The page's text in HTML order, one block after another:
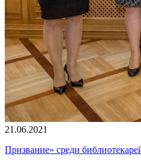
21.06.2021
Призвание» среди